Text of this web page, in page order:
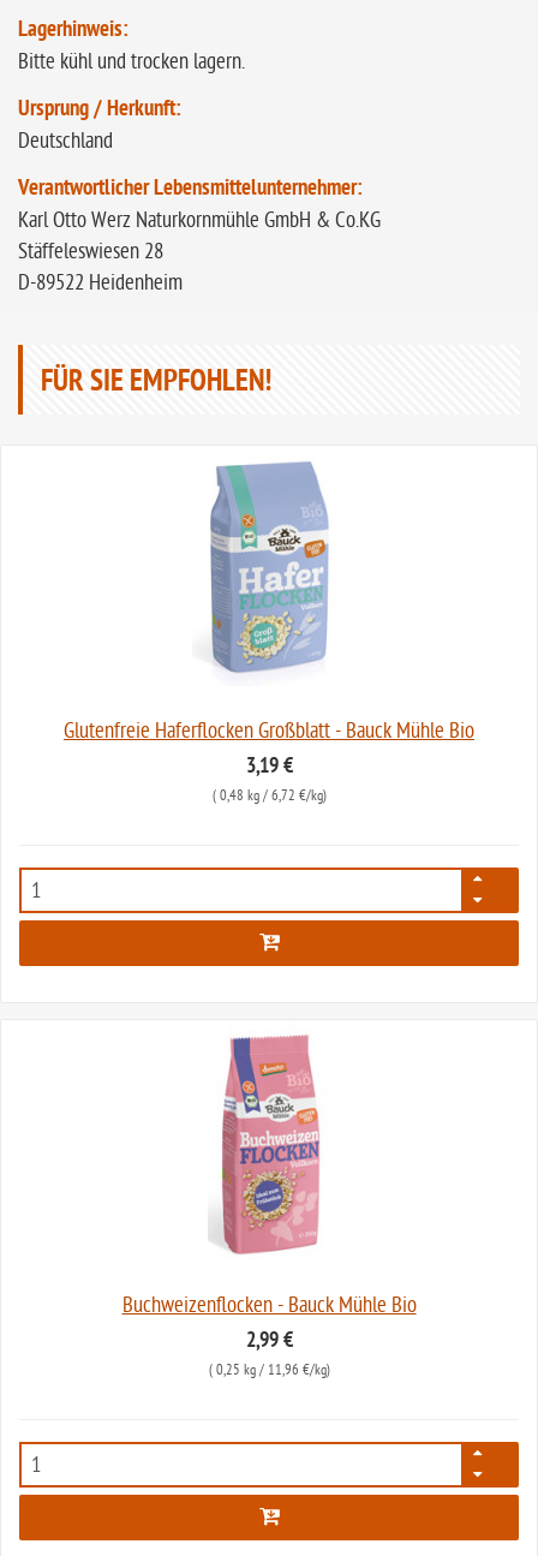
Lagerhinweis:
Bitte kühl und trocken lagern.
Ursprung / Herkunft:
Deutschland
Verantwortlicher Lebensmittelunternehmer:
Karl Otto Werz Naturkornmühle GmbH & Co.KG
Stäffeleswiesen 28
D-89522 Heidenheim
FÜR SIE EMPFOHLEN!
Glutenfreie Haferflocken Großblatt - Bauck Mühle Bio
3,19 €
( 0,48 kg/ 6,72 €/kg)
2662
Buchweizenflocken - Bauck Mühle Bio
2,99 €
( 0,25 kg/ 11,96 €/kg)
2990